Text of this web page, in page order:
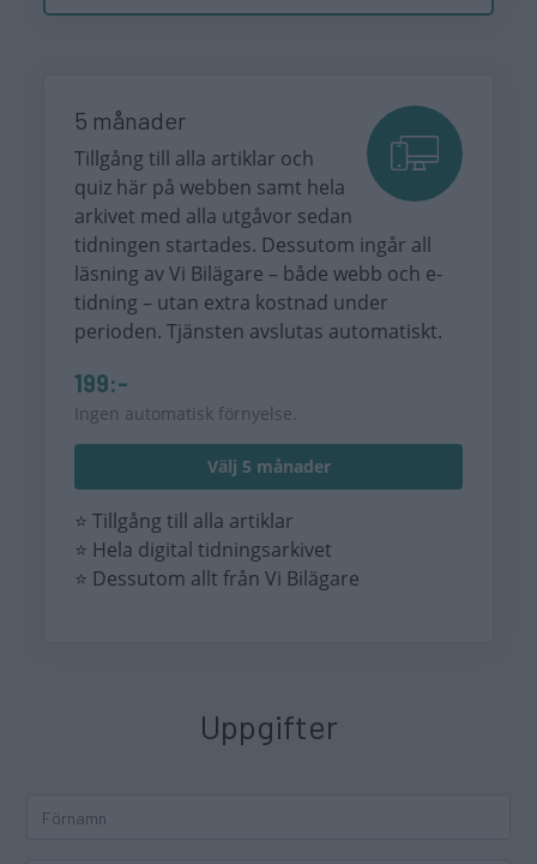
5 månader
Tillgång till alla artiklar och
quiz här på webben samt hela
arkivet med alla utgåvor sedan
tidningen startades. Dessutom ingår all
läsning av Vi Bilägare – både webb och e-
tidning – utan extra kostnad under
perioden. Tjänsten avslutas automatiskt.
199:-
Ingen automatisk förnyelse.
Välj 5 månader
⭐ Tillgång till alla artiklar
⭐ Hela digital tidningsarkivet
⭐ Dessutom allt från Vi Bilägare
Uppgifter